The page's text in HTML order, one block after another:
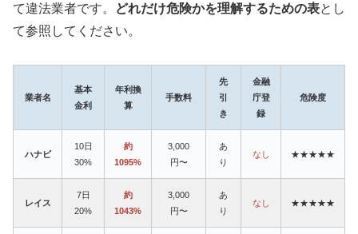
て違法業者です。
どれだけ危険かを理解するための表とし
て参照してください。
業者名
基本
金利
年利換
算
手数料
先
引
き
金融
庁登
録
危険度
ハナビ
10日
30%
約
1095%
3,000
円〜
あ
り
なし ★★★★★
レイス
7日
20%
約
1043%
3,000
円〜
あ
り
なし ★★★★★